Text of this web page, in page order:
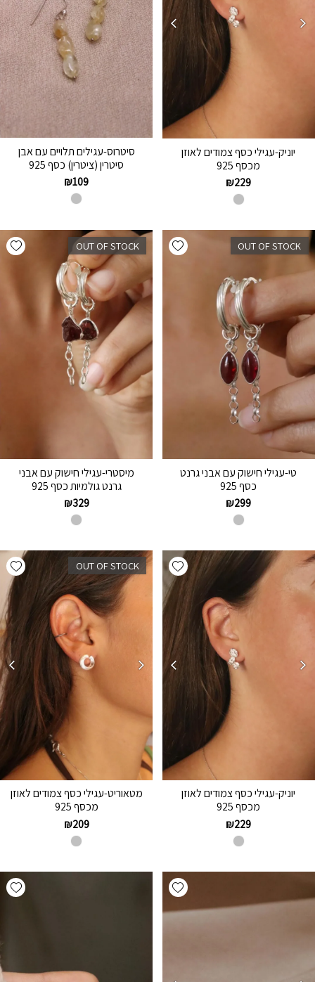
יוניק-עגילי כסף צמודים לאוזן
מכסף 925
₪229
סיטרוס-עגילים תלויים עם אבן
סיטרין (ציטרין) כסף 925
₪109
Add wishlist OUT OF STOCK
טי-עגילי חישוק עם אבני גרנט
כסף 925
₪299
OUT OF STOCK
מיסטרי-עגילי חישוק עם אבני
גרנט גולמיות כסף 925
₪329
Add wishlist
יוניק-עגילי כסף צמודים לאוזן
מכסף 925
₪229
OUT OF STOCK
מטאוריט-עגילי כסף צמודים לאוזן
מכסף 925
₪209
Add wishlist